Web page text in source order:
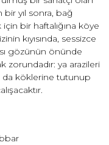
bir yıl sonra, bağ
bir haftalığına köye
kıyısında, sessizce
gözünün önünde
zorundadır: ya arazileri
da köklerine tutunup